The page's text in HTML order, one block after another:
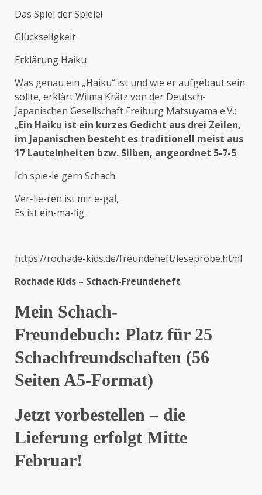
Das Spiel der Spiele!
Glückseligkeit
Erklärung Haiku
Was genau ein „Haiku“ ist und wie er aufgebaut sein
sollte, erklärt Wilma Krätz von der Deutsch-
Japanischen Gesellschaft Freiburg Matsuyama e.V.:
„Ein Haiku ist ein kurzes Gedicht aus drei Zeilen,
im Japanischen besteht es traditionell meist aus
17 Lauteinheiten bzw. Silben, angeordnet 5-7-5.
Ich spie-le gern Schach.
Ver-lie-ren ist mir e-gal,
Es ist ein-ma-lig.
https://rochade-kids.de/freundeheft/leseprobe.html
Rochade Kids – Schach-Freundeheft
Mein Schach-
Freundebuch: Platz für 25
Schachfreundschaften (56
Seiten A5-Format)
Jetzt vorbestellen – die
Lieferung erfolgt Mitte
Februar!